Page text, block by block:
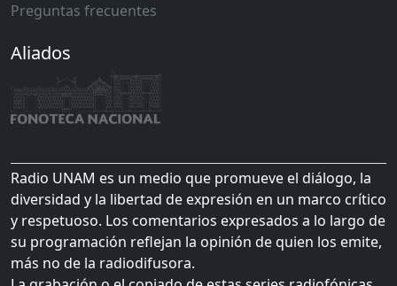
Preguntas frecuentes
Aliados
Radio UNAM es un medio que promueve el diálogo, la
diversidad y la libertad de expresión en un marco crítico
y respetuoso. Los comentarios expresados a lo largo de
su programación reflejan la opinión de quien los emite,
más no de la radiodifusora.